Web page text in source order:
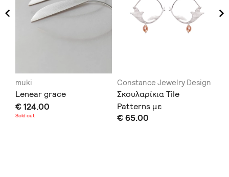
muki
Lenear grace
€ 124.00
Sold out
Constance Jewelry Design
Σκουλαρίκια Tile
Patterns με
μαργαριτάρια
€ 65.00